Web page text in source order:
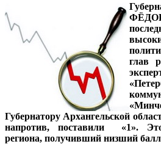
глав
Губернатору Архангельской
напротив, поставили «1».
региона, получивший низший